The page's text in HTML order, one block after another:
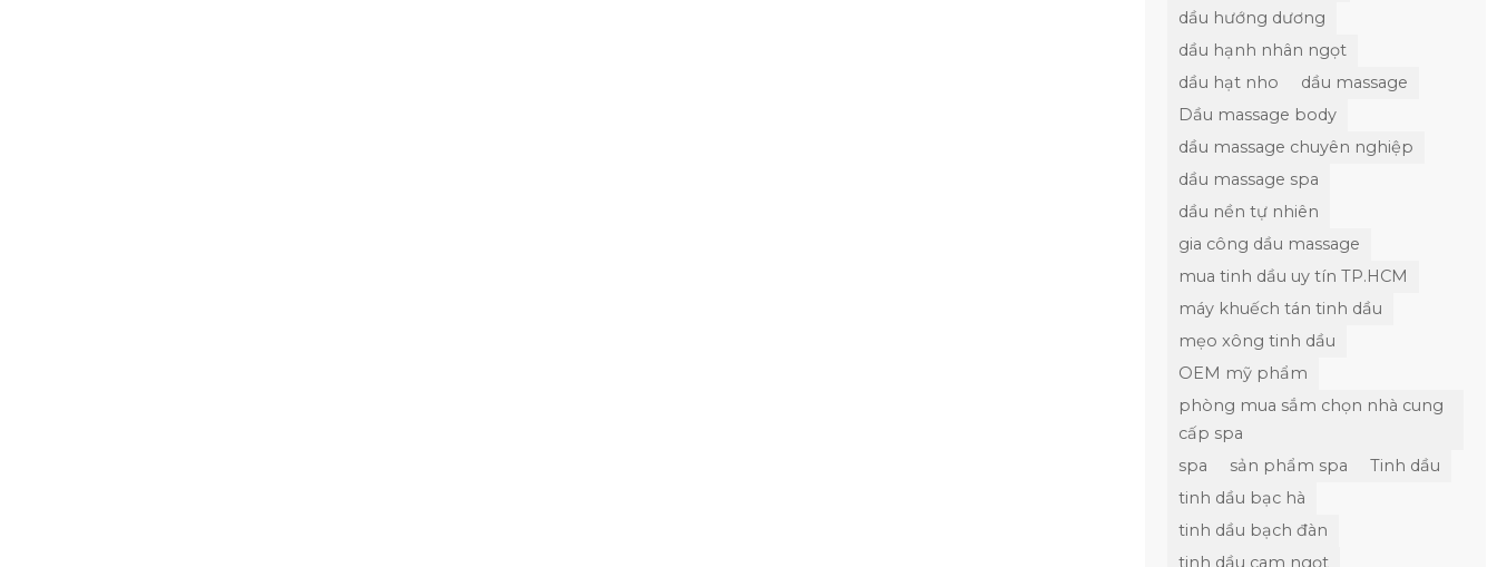
dầu hướng dương
dầu hạnh nhân ngọt
dầu hạt nho
dầu massage
Dầu massage body
dầu massage chuyên nghiệp
dầu massage spa
dầu nền tự nhiên
gia công dầu massage
mua tinh dầu uy tín TP.HCM
máy khuếch tán tinh dầu
mẹo xông tinh dầu
OEM mỹ phẩm
phòng mua sắm chọn nhà cung
cấp spa
spa
sản phẩm spa
Tinh dầu
tinh dầu bạc hà
tinh dầu bạch đàn
tinh dầu cam ngọt